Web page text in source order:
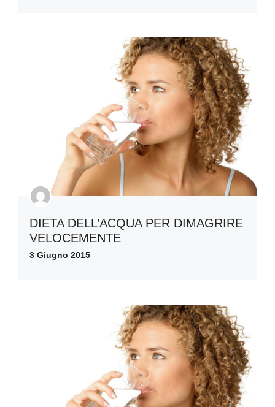
DIETA DELL’ACQUA PER DIMAGRIRE
VELOCEMENTE
3 Giugno 2015